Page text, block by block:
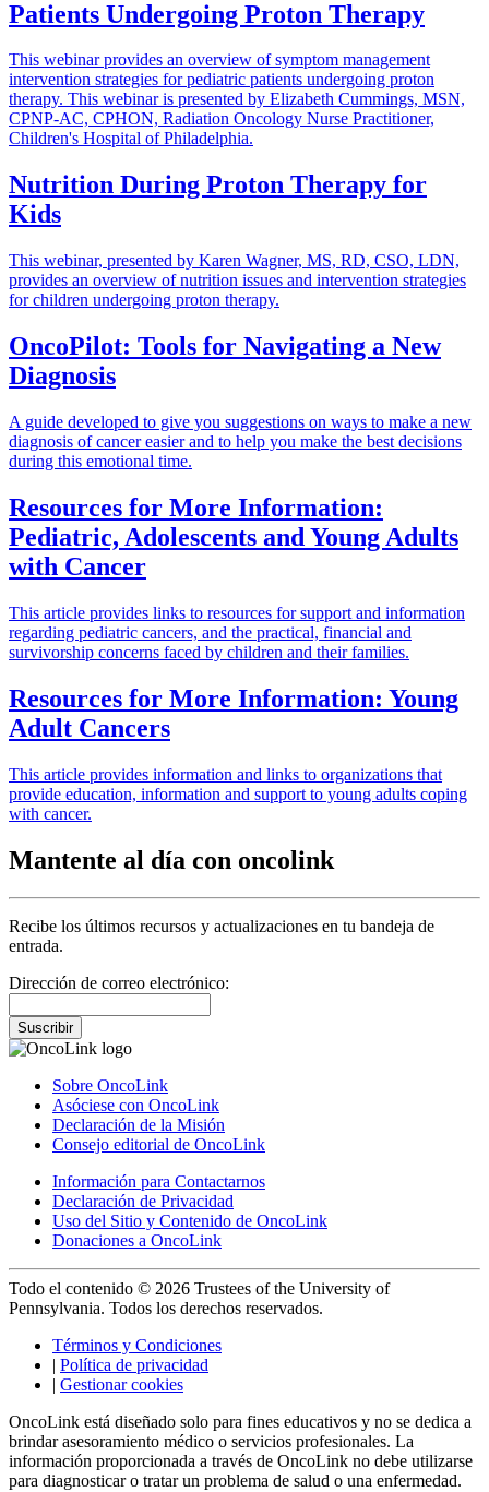
Patients Undergoing Proton Therapy
This webinar provides an overview of symptom management
intervention strategies for pediatric patients undergoing proton
therapy. This webinar is presented by Elizabeth Cummings, MSN,
CPNP-AC, CPHON, Radiation Oncology Nurse Practitioner,
Children's Hospital of Philadelphia.
Nutrition During Proton Therapy for
Kids
This webinar, presented by Karen Wagner, MS, RD, CSO, LDN,
provides an overview of nutrition issues and intervention strategies
for children undergoing proton therapy.
OncoPilot: Tools for Navigating a New
Diagnosis
A guide developed to give you suggestions on ways to make a new
diagnosis of cancer easier and to help you make the best decisions
during this emotional time.
Resources for More Information:
Pediatric, Adolescents and Young Adults
with Cancer
This article provides links to resources for support and information
regarding pediatric cancers, and the practical, financial and
survivorship concerns faced by children and their families.
Resources for More Information: Young
Adult Cancers
This article provides information and links to organizations that
provide education, information and support to young adults coping
with cancer.
Mantente al día con oncolink
Recibe los últimos recursos y actualizaciones en tu bandeja de
entrada.
Dirección de correo electrónico:
Suscribir
Sobre OncoLink
Asóciese con OncoLink
Declaración de la Misión
Consejo editorial de OncoLink
Información para Contactarnos
Declaración de Privacidad
Uso del Sitio y Contenido de OncoLink
Donaciones a OncoLink
Todo el contenido © 2026 Trustees of the University of
Pennsylvania. Todos los derechos reservados.
Términos y Condiciones
| Política de privacidad
| Gestionar cookies
OncoLink está diseñado solo para fines educativos y no se dedica a
brindar asesoramiento médico o servicios profesionales. La
información proporcionada a través de OncoLink no debe utilizarse
para diagnosticar o tratar un problema de salud o una enfermedad.